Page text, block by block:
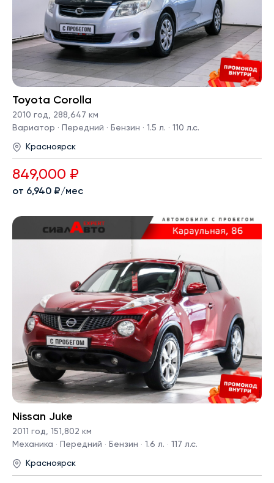
Toyota Corolla
2010 год, 288,647 км
Вариатор · Передний · Бензин · 1.5 л. · 110 л.с.
Красноярск
849,000 ₽
от 6,940 ₽/мес
Nissan Juke
2011 год, 151,802 км
Механика · Передний · Бензин · 1.6 л. · 117 л.с.
Красноярск